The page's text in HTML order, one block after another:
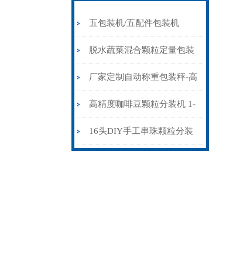
五包装机/五配件包装机
脱水蔬菜混合颗粒定量包装
机 厂家定制多头颗粒包装机
厂家定制自动称重包装秤-高
水分有机肥定量包装秤价格
高精度咖啡豆颗粒分装机 1-
1000克颗粒自动计量分装机
16头DIY手工串珠颗粒分装